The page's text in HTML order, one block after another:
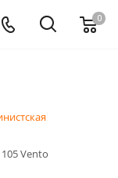
0
Vento